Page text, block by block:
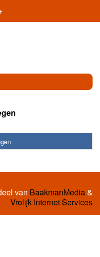
van BaakmanMedia&
Vrolijk Internet Services